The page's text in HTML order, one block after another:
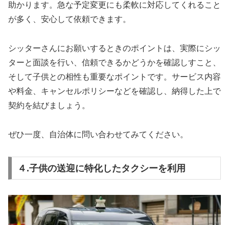
助かります。急な予定変更にも柔軟に対応してくれること
が多く、安心して依頼できます。
シッターさんにお願いするときのポイントは、実際にシッ
ターと面談を行い、信頼できるかどうかを確認しすこと、
そして子供との相性も重要なポイントです。サービス内容
や料金、キャンセルポリシーなどを確認し、納得した上で
契約を結びましょう。
ぜひ一度、自治体に問い合わせてみてください。
４.子供の送迎に特化したタクシーを利用